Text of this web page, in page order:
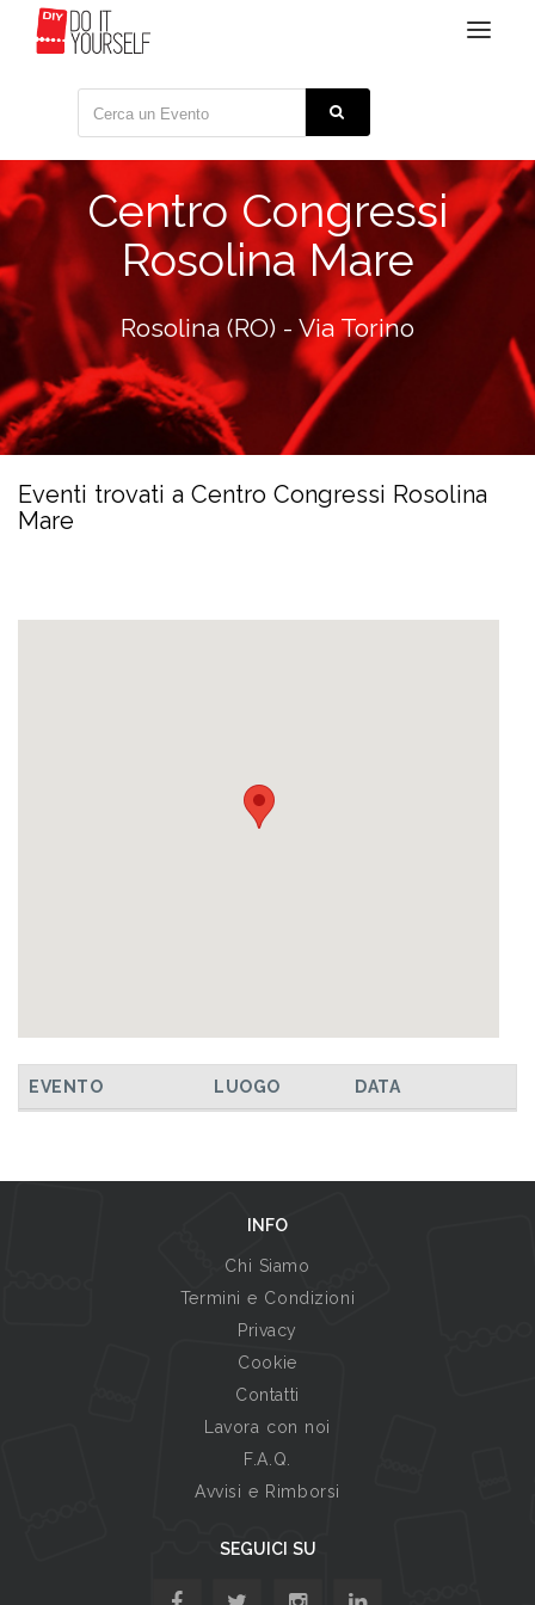
Toggle
Centro Congressi
Rosolina Mare
Rosolina (RO) - Via Torino
Eventi trovati a Centro Congressi Rosolina
Mare
EVENTO LUOGO DATA
INFO
Chi Siamo
Termini e Condizioni
Privacy
Cookie
Contatti
Lavora con noi
F.A.Q.
Avvisi e Rimborsi
SEGUICI SU